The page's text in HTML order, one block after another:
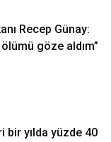
Recep Günay:
göze aldım”
bir yılda yüzde 40